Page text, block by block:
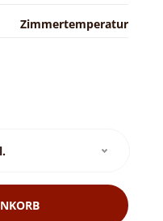
Zimmertemperatur